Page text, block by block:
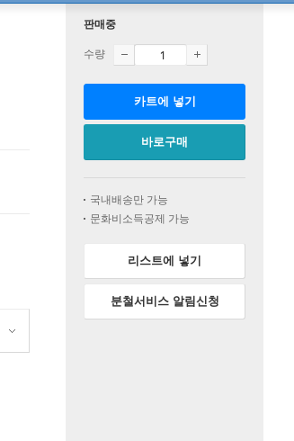
판매중
수량
카트에 넣기
바로구매
국내배송만 가능
문화비소득공제 가능
리스트에 넣기
분철서비스 알림신청